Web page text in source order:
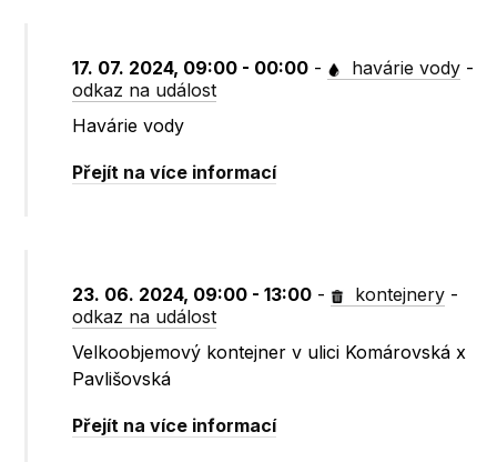
17. 07. 2024, 09:00 - 00:00 - havárie vody -
odkaz na událost
Havárie vody
Přejít na více informací
23. 06. 2024, 09:00 - 13:00 - kontejnery -
odkaz na událost
Velkoobjemový kontejner v ulici Komárovská x
Pavlišovská
Přejít na více informací